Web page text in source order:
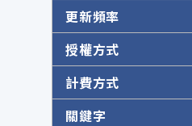
更新頻率
授權方式
計費方式
關鍵字